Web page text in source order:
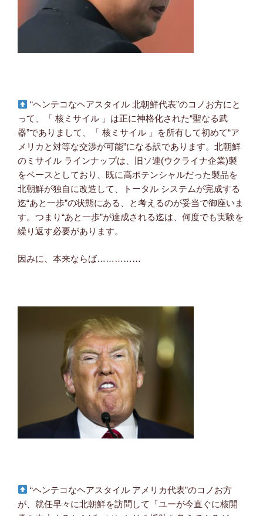
“ヘンテコなヘアスタイル 北朝鮮代表”のコノお方にと
って、「 核ミサイル 」は正に神格化された“聖なる武
器”でありまして、「 核ミサイル 」を所有して初めて“ア
メリカと対等な交渉が可能”になる訳であります。北朝鮮
のミサイル ラインナップは、旧ソ連(ウクライナ企業)製
をベースとしており、既に高ポテンシャルだった製品を
北朝鮮が独自に改造して、トータル システムが完成する
迄“あと一歩”の状態にある、と考えるのが妥当で御座いま
す。つまり“あと一歩”が達成される迄は、何度でも実験を
繰り返す必要があります。
因みに、本来ならば……………
“ヘンテコなヘアスタイル アメリカ代表”のコノお方
が、就任早々に北朝鮮を訪問して「ユーが今直ぐに核開